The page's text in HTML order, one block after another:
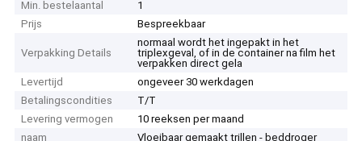
Min. bestelaantal
1
Prijs
Bespreekbaar
Verpakking Details
normaal wordt het ingepakt in het
triplexgeval, of in de container na film het
verpakken direct gela
Levertijd
ongeveer 30 werkdagen
Betalingscondities
T/T
Levering vermogen
10 reeksen per maand
naam
Vloeibaar gemaakt trillen - beddroger